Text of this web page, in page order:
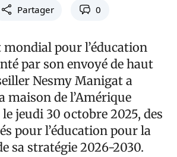
Partager 0
pour l’éducation
par son envoyé de haut
Nesmy Manigat a
maison de l’Amérique
jeudi 30 octobre 2025, des
pour l’éducation pour la
sa stratégie 2026-2030.